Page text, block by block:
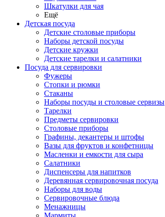
Шкатулки для чая
Ещё
Детская посуда
Детские столовые приборы
Наборы детской посуды
Детские кружки
Детские тарелки и салатники
Посуда для сервировки
Фужеры
Стопки и рюмки
Стаканы
Наборы посуды и столовые сервизы
Тарелки
Предметы сервировки
Столовые приборы
Графины, декантеры и штофы
Вазы для фруктов и конфетницы
Масленки и емкости для сыра
Салатники
Диспенсеры для напитков
Деревянная сервировочная посуда
Наборы для воды
Сервировочные блюда
Менажницы
Мармиты